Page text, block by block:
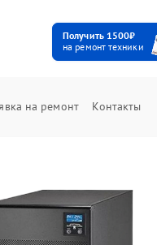
Получить 1500₽
на ремонт техники
на ремонт Контакты